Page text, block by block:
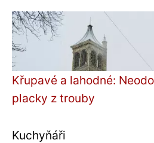
Křupavé a lahodné:
placky z trouby
Kuchyňáři